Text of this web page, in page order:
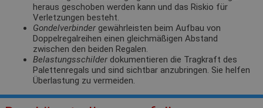
heraus geschoben werden kann und das Riskio für
Verletzungen besteht.
Gondelverbinder gewährleisten beim Aufbau von
Doppelregalreihen einen gleichmäßigen Abstand
zwischen den beiden Regalen.
Belastungsschilder dokumentieren die Tragkraft des
Palettenregals und sind sichtbar anzubringen. Sie helfen
Überlastung zu vermeiden.